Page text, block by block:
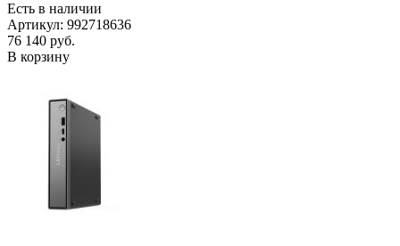
Есть в наличии
Артикул: 992718636
76 140 руб.
В корзину